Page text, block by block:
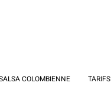
COLOMBIENNE TARIFS